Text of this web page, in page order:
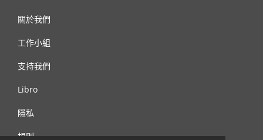
關於我們
工作小組
支持我們
Libro
隱私
規則